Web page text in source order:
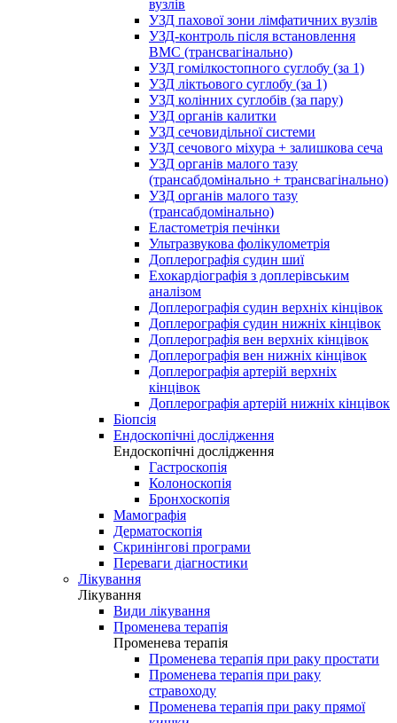
вузлів
УЗД пахової зони лімфатичних вузлів
УЗД-контроль після встановлення
ВМС (трансвагінально)
УЗД гомілкостопного суглобу (за 1)
УЗД ліктьового суглобу (за 1)
УЗД колінних суглобів (за пару)
УЗД органів калитки
УЗД сечовидільної системи
УЗД сечового міхура + залишкова сеча
УЗД органів малого тазу
(трансабдомінально + трансвагінально)
УЗД органів малого тазу
(трансабдомінально)
Еластометрія печінки
Ультразвукова фолікулометрія
Доплерографія судин шиї
Ехокардіографія з доплерівським
аналізом
Доплерографія судин верхніх кінцівок
Доплерографія судин нижніх кінцівок
Доплерографія вен верхніх кінцівок
Доплерографія вен нижніх кінцівок
Доплерографія артерій верхніх
кінцівок
Доплерографія артерій нижніх кінцівок
Біопсія
Ендоскопічні дослідження
Ендоскопічні дослідження
Гастроскопія
Колоноскопія
Бронхоскопія
Мамографія
Дерматоскопія
Скринінгові програми
Переваги діагностики
Лікування
Лікування
Види лікування
Променева терапія
Променева терапія
Променева терапія при раку простати
Променева терапія при раку
стравоходу
Променева терапія при раку прямої